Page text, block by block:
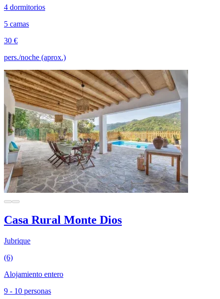
4 dormitorios
5 camas
30 €
pers./noche (aprox.)
Casa Rural Monte Dios
Jubrique
(6)
Alojamiento entero
9 - 10 personas